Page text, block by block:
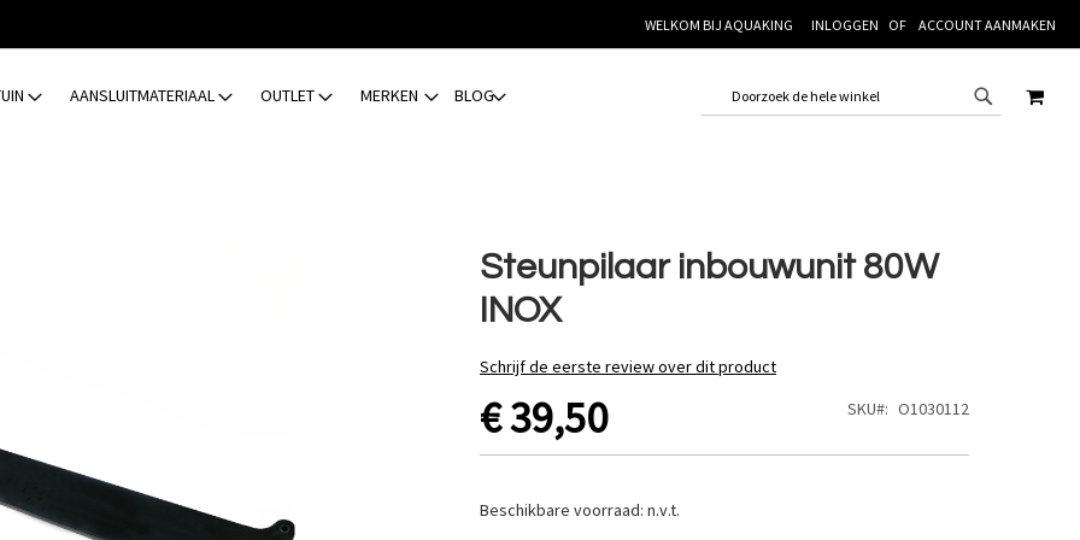
WELKOM BIJ AQUAKING INLOGGEN ACCOUNT AANMAKEN
AANSLUITMATERIAAL OUTLET MERKEN BLOG
Steunpilaar inbouwunit 80W
INOX
Schrijf de eerste review over dit product
€ 39,50 SKU O1030112
Beschikbare voorraad: n.v.t.